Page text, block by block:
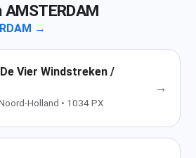
→
Vier Windstreken /
Holland • 1034 PX
→